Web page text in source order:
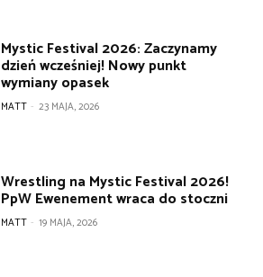
Mystic Festival 2026: Zaczynamy
dzień wcześniej! Nowy punkt
wymiany opasek
MATT - 23 MAJA, 2026
Wrestling na Mystic Festival 2026!
PpW Ewenement wraca do stoczni
MATT - 19 MAJA, 2026